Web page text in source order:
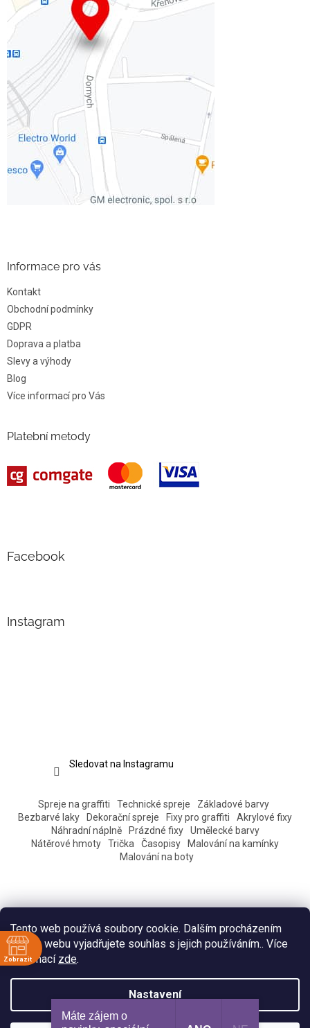
Tento web používá soubory cookie. Dalším procházením
tohoto webu vyjadřujete souhlas s jejich používáním.. Více
informací zde.
Nastavení
Informace pro vás
Kontakt
Obchodní podmínky
GDPR
Doprava a platba
Slevy a výhody
Blog
Více informací pro Vás
Platební metody
Facebook
Instagram
Sledovat na Instagramu
Spreje na graffiti Technické spreje
Základové barvy
Bezbarvé laky
Dekorační spreje Fixy pro graffiti
Akrylové fixy
Náhradní náplně
Prázdné fixy
Umělecké barvy
Nátěrové hmoty
Trička Časopisy
Malování na kamínky
Malování na boty
Zobrazit
Máte zájem o